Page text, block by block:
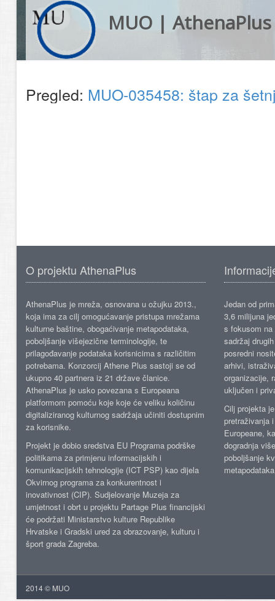
MUO | AthenaPlus
Pregled: MUO-035458: štap za
O projektu AthenaPlus
AthenaPlus je mreža, osnovana u ožujku 2013.,
koja ima za cilj omogućavanje pristupa mrežama
kulturne baštine, obogaćivanje metapodataka,
poboljšanje višejezične terminologije, te
prilagođavanje podataka korisnicima s različitim
potrebama. Konzorcij Athene Plus sastoji se od
ukupno 40 partnera iz 21 države članice.
AthenaPlus je usko povezana s Europeana
platformom pomoću koje koje će veliku količinu
digitaliziranog kulturnog sadržaja učiniti dostupnim
za korisnike.
Projekt je dobio sredstva EU Programa podrške
politikama za primjenu informacijskih i
komunikacijskih tehnologije (ICT PSP) kao dijela
Okvirnog programa za konkurentnost i
inovativnost (CIP). Sudjelovanje Muzeja za
umjetnost i obrt u projektu Partage Plus financijski
će podržati Ministarstvo kulture Republike
Hrvatske i Gradski ured za obrazovanje, kulturu i
šport grada Zagreba.
Jedan od
3,6 milijuna
s fokusom
sadržaj
posredni
arhivi,
organizacije,
uključen i
Cilj projekta
pretraživanja
Europeane,
dogradnja
poboljšanje
2014 © MUO